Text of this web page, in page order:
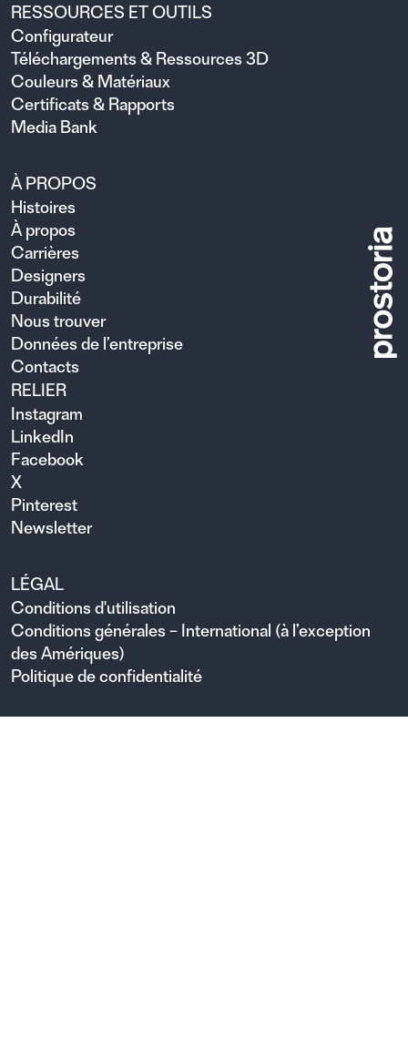
RESSOURCES ET OUTILS
Configurateur
Téléchargements & Ressources 3D
Couleurs & Matériaux
Certificats & Rapports
Media Bank
À PROPOS
Histoires
À propos
Carrières
Designers
Durabilité
Nous trouver
Données de l’entreprise
Contacts
RELIER
Instagram
LinkedIn
Facebook
X
Pinterest
Newsletter
LÉGAL
Conditions d'utilisation
Conditions générales – International (à l’exception
des Amériques)
Politique de confidentialité